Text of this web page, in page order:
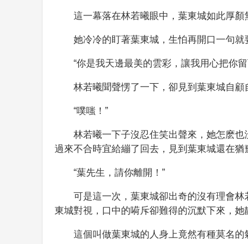
這一幕落在林若曦眼中，葉東城如此厚
她冷冷的盯著葉東城，生怕再開口一句就
“你是我天邊最美的雲彩，讓我用心把你
林若曦聞聲愣了一下，卻見到葉東城自
“噗嗤！”
林若曦一下子沒忍住笑出聲來，她怎麽
過來不合時宜給繃了回去，見到葉東城還在猶
“葉先生，請你離開！”
可是這一次，葉東城卻出奇的沒有理會
東城對視，口中的嗬斥卻難得的沉默下來，
這個叫做葉東城的人身上竟然有種莫名的